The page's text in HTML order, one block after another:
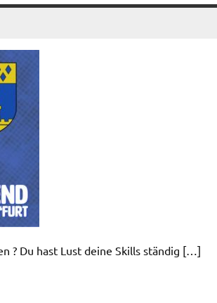
? Du hast Lust deine Skills ständig […]